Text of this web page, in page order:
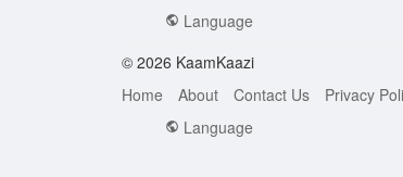
Language
© 2026 KaamKaazi
Home
About Contact Us Privacy
Language